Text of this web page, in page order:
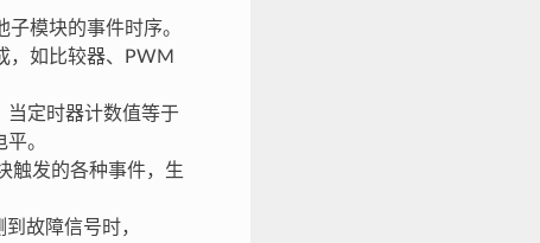
模块的事件时序。
，如比较器、PWM
当定时器计数值等于
。
触发的各种事件，生
故障信号时，